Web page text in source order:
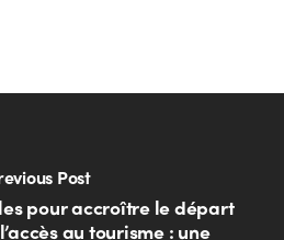
Post
pour accroître le départ
au tourisme : une